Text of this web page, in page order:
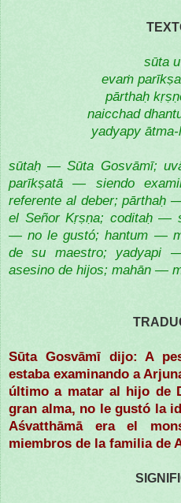
sūta
evaṁ
pārthaḥ
naicchad
yadyapy
sūtaḥ — Sūta Gosvāmī;
parīkṣatā — siendo
referente al deber; pārthaḥ
el Señor Kṛṣṇa; coditaḥ —
— no le gustó; hantum —
de su maestro; yadyapi
asesino de hijos; mahān —
Sūta Gosvāmī dijo: A
estaba examinando a
último a matar al hijo de
gran alma, no le gustó la
Aśvatthāmā era el
miembros de la familia de